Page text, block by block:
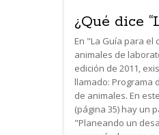
¿Qué dice
En "La Guía para el
animales de
edición de 2011,
llamado: Programa
de animales. En
(página 35) hay un
"Planeando un